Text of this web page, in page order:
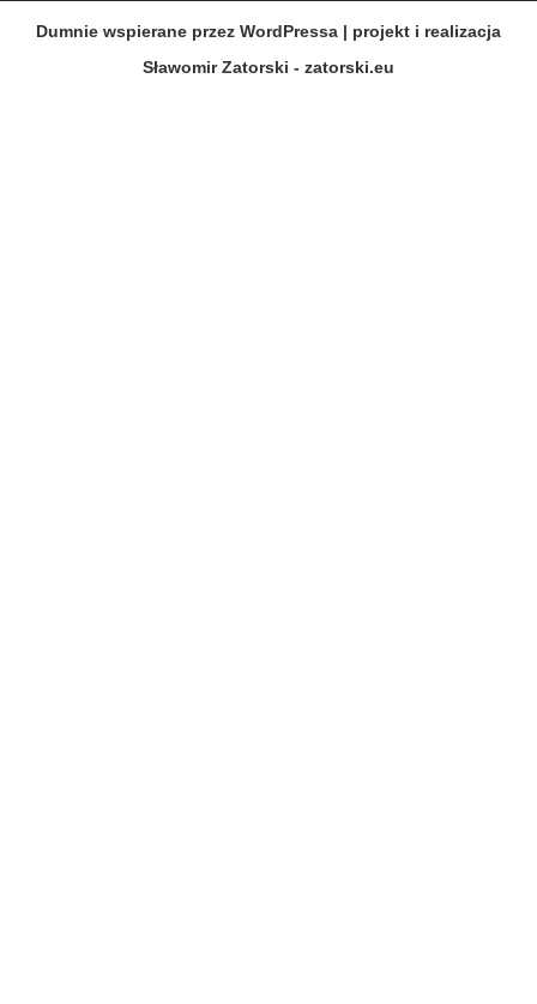
Dumnie wspierane przez WordPressa | projekt i realizacja
Sławomir Zatorski - zatorski.eu